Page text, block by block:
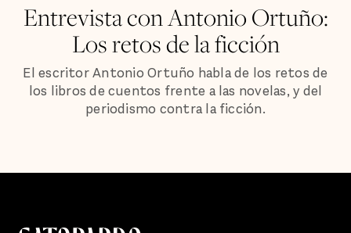
Entrevista con Antonio Ortuño:
Los retos de la ficción
El escritor Antonio Ortuño habla de los retos de
los libros de cuentos frente a las novelas, y del
periodismo contra la ficción.